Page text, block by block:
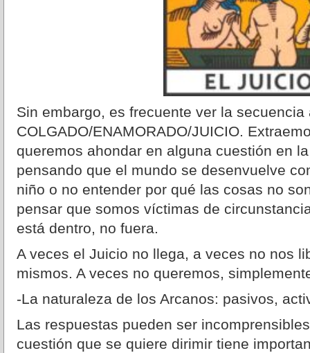
Sin embargo, es frecuente ver la secuencia
COLGADO/ENAMORADO/JUICIO.
queremos ahondar en alguna cuestión en
pensando que el mundo se desenvuelve
niño o no entender por qué las cosas no
pensar que somos víctimas de
está dentro, no fuera.
A veces el Juicio no llega, a veces no nos
mismos. A veces no queremos,
-La naturaleza de los Arcanos: pasivos,
Las respuestas pueden ser
cuestión que se quiere dirimir tiene